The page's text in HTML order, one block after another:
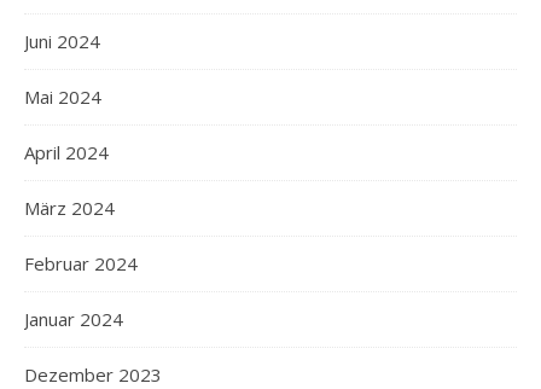
Juni 2024
Mai 2024
April 2024
März 2024
Februar 2024
Januar 2024
Dezember 2023